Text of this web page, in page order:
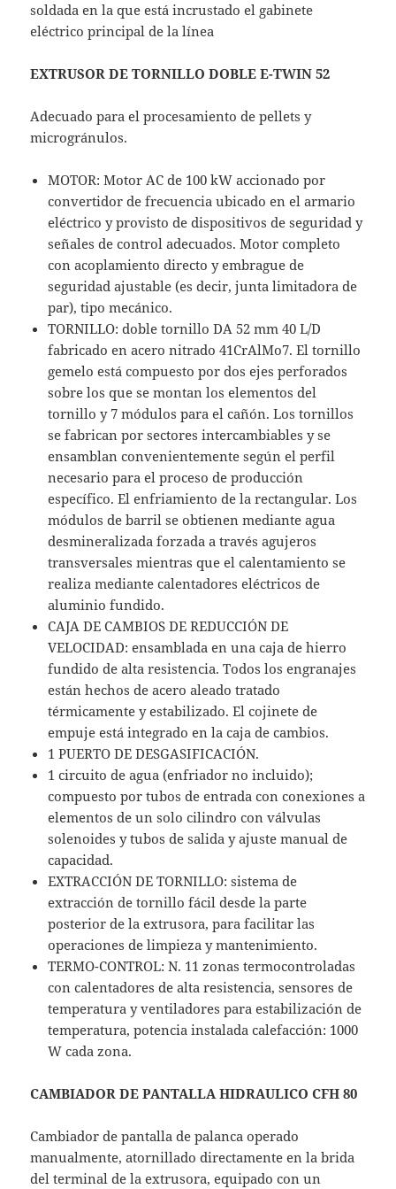
soldada en la que está incrustado el gabinete
eléctrico principal de la línea
EXTRUSOR DE TORNILLO DOBLE E-TWIN 52
Adecuado para el procesamiento de pellets y
microgránulos.
MOTOR: Motor AC de 100 kW accionado por
convertidor de frecuencia ubicado en el armario
eléctrico y provisto de dispositivos de seguridad y
señales de control adecuados. Motor completo
con acoplamiento directo y embrague de
seguridad ajustable (es decir, junta limitadora de
par), tipo mecánico.
TORNILLO: doble tornillo DA 52 mm 40 L/D
fabricado en acero nitrado 41CrAlMo7. El tornillo
gemelo está compuesto por dos ejes perforados
sobre los que se montan los elementos del
tornillo y 7 módulos para el cañón. Los tornillos
se fabrican por sectores intercambiables y se
ensamblan convenientemente según el perfil
necesario para el proceso de producción
específico. El enfriamiento de la rectangular. Los
módulos de barril se obtienen mediante agua
desmineralizada forzada a través agujeros
transversales mientras que el calentamientose
realiza mediante calentadores eléctricos de
aluminio fundido.
CAJA DE CAMBIOS DE REDUCCIÓN DE
VELOCIDAD: ensamblada en una caja de hierro
fundido de alta resistencia. Todos los engranajes
están hechos de acero aleado tratado
térmicamente y estabilizado.El cojinete de
empuje está integrado en la caja de cambios.
1 PUERTO DE DESGASIFICACIÓN.
1 circuito de agua (enfriador no incluido);
compuesto por tubos de entrada con conexiones a
elementos de un solo cilindro con válvulas
solenoides y tubos de salida y ajuste manual de
capacidad.
EXTRACCIÓN DE TORNILLO: sistema de
extracción de tornillo fácil desde la parte
posterior de la extrusora, para facilitar las
operaciones de limpieza y mantenimiento.
TERMO-CONTROL: N. 11 zonas termocontroladas
con calentadores de alta resistencia, sensores de
temperatura y ventiladores para estabilización de
temperatura, potencia instalada calefacción: 1000
W cada zona.
CAMBIADOR DE PANTALLA HIDRAULICO CFH 80
Cambiador de pantalla de palanca operado
manualmente, atornillado directamente en la brida
del terminal de la extrusora, equipado con un